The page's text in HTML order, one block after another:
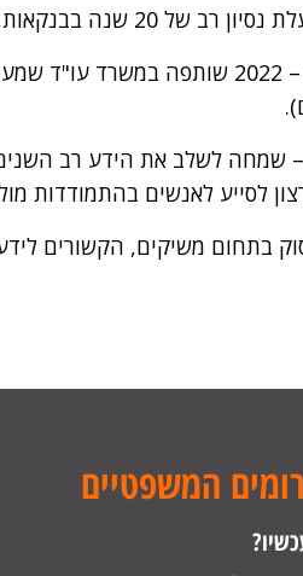
וייצוג הבנקים הגדולים במשק.
בין השנים 2013 – 2022 שותפה
שמחה לשלב את הידע רב
לסייע לאנשים בהתמודדות
בתחום משיקים, הקשורים
המשפטיים